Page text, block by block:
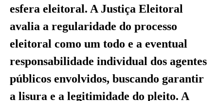
esfera eleitoral. A Justiça Eleitoral
avalia a regularidade do processo
eleitoral como um todo e a eventual
responsabilidade individual dos agentes
públicos envolvidos, buscando garantir
a lisura e a legitimidade do pleito. A